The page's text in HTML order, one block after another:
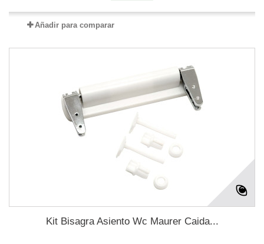
Añadir para comparar
Kit Bisagra Asiento Wc Maurer Caida...